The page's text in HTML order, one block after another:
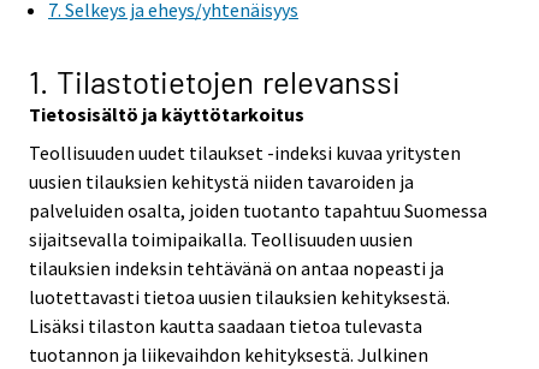
7. Selkeys ja eheys/yhtenäisyys
1. Tilastotietojen relevanssi
Tietosisältö ja käyttötarkoitus
Teollisuuden uudet tilaukset -indeksi kuvaa yritysten
uusien tilauksien kehitystä niiden tavaroiden ja
palveluiden osalta, joiden tuotanto tapahtuu Suomessa
sijaitsevalla toimipaikalla. Teollisuuden uusien
tilauksien indeksin tehtävänä on antaa nopeasti ja
luotettavasti tietoa uusien tilauksien kehityksestä.
Lisäksi tilaston kautta saadaan tietoa tulevasta
tuotannon ja liikevaihdon kehityksestä. Julkinen